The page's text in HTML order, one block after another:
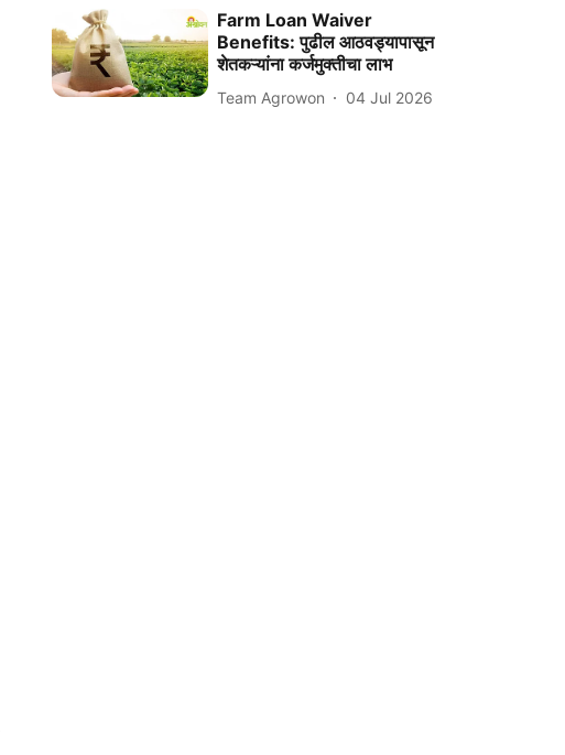
Farm Loan Waiver
Benefits: पुढील आठवड्यापासून
शेतकऱ्यांना कर्जमुक्तीचा लाभ
Team Agrowon 04 Jul 2026